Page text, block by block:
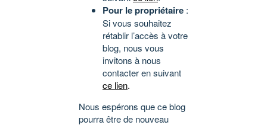
Pour le propriétaire :
Si vous souhaitez
rétablir l’accès à votre
blog, nous vous
invitons à nous
contacter en suivant
ce lien.
Nous espérons que ce blog
pourra être de nouveau